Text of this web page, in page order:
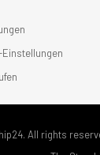
All rights